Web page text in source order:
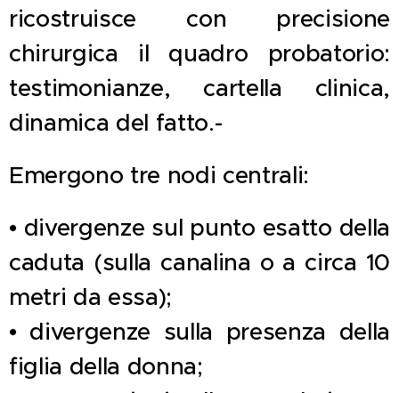
ricostruisce con precisione
chirurgica il quadro probatorio:
testimonianze, cartella clinica,
dinamica del fatto.-
Emergono tre nodi centrali:
• divergenze sul punto esatto della
caduta (sulla canalina o a circa 10
metri da essa);
• divergenze sulla presenza della
figlia della donna;